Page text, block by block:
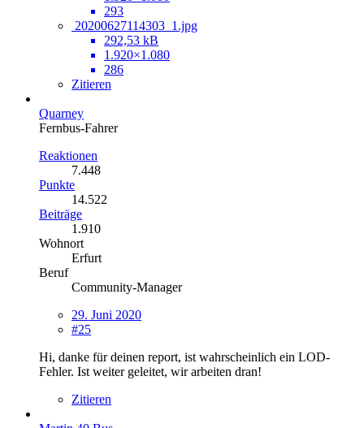
293
20200627114303_1.jpg
292,53 kB
1.920×1.080
286
Zitieren
Quarney
Fernbus-Fahrer
Reaktionen
7.448
Punkte
14.522
Beiträge
1.910
Wohnort
Erfurt
Beruf
Community-Manager
29. Juni 2020
#25
Hi, danke für deinen report, ist wahrscheinlich ein LOD-
Fehler. Ist weiter geleitet, wir arbeiten dran!
Zitieren